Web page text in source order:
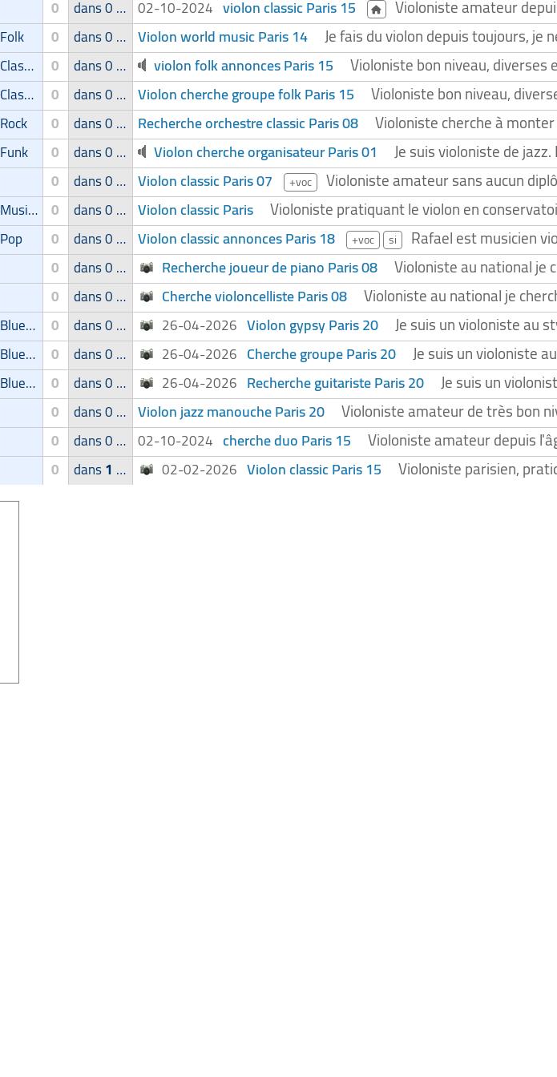
0 dans 0 groupe 02-10-2024 violon classic Paris 15 Violoniste amateur
Folk 0 dans 0 groupe Violon world music Paris 14 Je fais du violon depuis toujours, je
Classic 0 dans 0 groupe violon folk annonces Paris 15 Violoniste bon niveau,
Classic 0 dans 0 groupe Violon cherche groupe folk Paris 15 Violoniste bon niveau,
Rock 0 dans 0 groupe Recherche orchestre classic Paris 08 Violoniste cherche à
Funk 0 dans 0 groupe Violon cherche organisateur Paris 01 Je suis violoniste de
0 dans 0 groupe Violon classic Paris 07 +voc Violoniste amateur sans aucun
Musical 0 dans 0 groupe Violon classic Paris Violoniste pratiquant le violon en
Pop 0 dans 0 groupe Violon classic annonces Paris 18 +voc si Rafael est musicien
0 dans 0 groupe Recherche joueur de piano Paris 08 Violoniste au national je
0 dans 0 groupe Cherche violoncelliste Paris 08 Violoniste au national je
Blues/Swing 0 dans 0 groupe 26-04-2026 Violon gypsy Paris 20 Je suis un violoniste au
Blues/Swing 0 dans 0 groupe 26-04-2026 Cherche groupe Paris 20 Je suis un violoniste
Blues/Swing 0 dans 0 groupe 26-04-2026 Recherche guitariste Paris 20 Je suis un
0 dans 0 groupe Violon jazz manouche Paris 20 Violoniste amateur de très bon
0 dans 0 groupe 02-10-2024 cherche duo Paris 15 Violoniste amateur depuis
0 dans1 02-02-2026 Violon classic Paris 15 Violoniste parisien,